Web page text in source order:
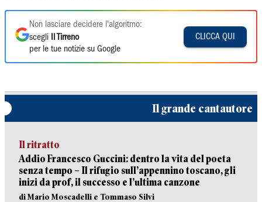
Non lasciare decidere l'algoritmo:
scegli
Il Tirreno
per le tue notizie su Google
CLICCA QUI
Il grande cantautore
Il ritratto
Addio Francesco Guccini: dentro la vita del poeta
senza tempo – Il rifugio sull’appennino toscano, gli
inizi da prof, il successo e l’ultima canzone
di Mario Moscadelli e Tommaso Silvi